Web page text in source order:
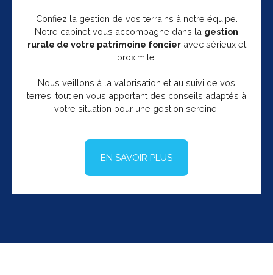
Confiez la gestion de vos terrains à notre équipe.
Notre cabinet vous accompagne dans la gestion
rurale de votre patrimoine foncieravec sérieux et
proximité.
Nous veillons à la valorisation et au suivi de vos
terres, tout en vous apportant des conseils adaptés à
votre situation pour une gestion sereine.
EN SAVOIR PLUS